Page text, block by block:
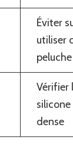
Éviter
utiliser
peluche
Vérifier
dense